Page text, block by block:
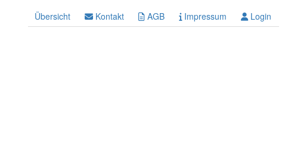
Übersicht Kontakt AGB Impressum Login